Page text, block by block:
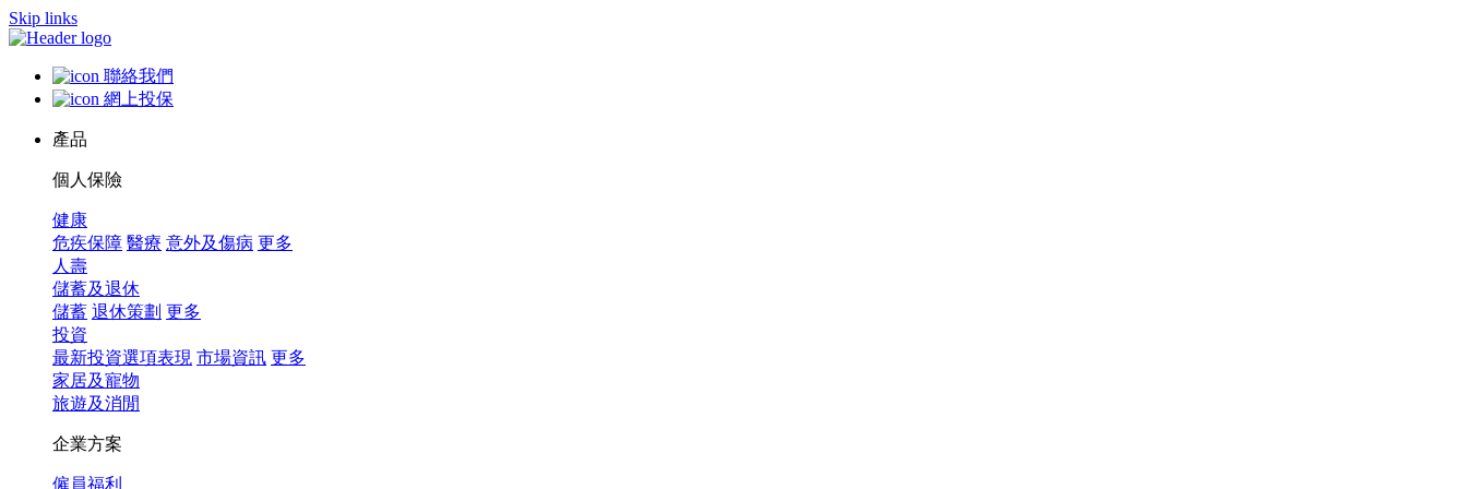
Skip links
聯絡我們
網上投保
產品
個人保險
健康
危疾保障 醫療 意外及傷病 更多
人壽
儲蓄及退休
儲蓄 退休策劃 更多
投資
最新投資選項表現 市場資訊 更多
家居及寵物
旅遊及消閒
企業方案
僱員福利